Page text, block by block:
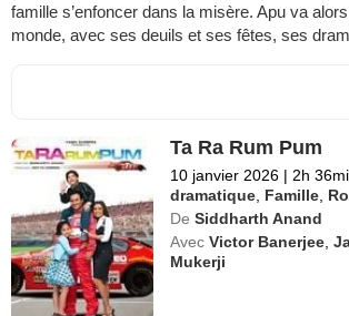
famille s’enfoncer dans la misère. Apu va
monde, avec ses deuils et ses fêtes, ses
Ta Ra Rum Pum
10 janvier 2026 | 2h
dramatique Famille
De Siddharth Anand
Avec Victor Banerjee ,
Mukerji